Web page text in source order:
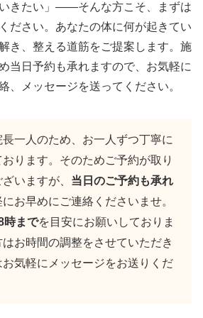
きたい」——そんな方こそ、まずは
ださい。あなたの体に何が起きてい
き、整える道筋をご提案します。施
当日予約も承れますので、お気軽に
、メッセージを送ってください。
一人のため、お一人ずつ丁寧に
ります。そのためご予約が取り
いますが、 当日のご予約も承れ
お早めにご連絡くださいませ。
時までを目安にお願いしておりま
お時間の調整をさせていただき
お気軽にメッセージをお送りくだ